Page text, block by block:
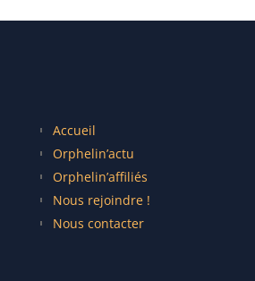
Accueil
Orphelin’actu
Orphelin’affiliés
Nous rejoindre !
Nous contacter